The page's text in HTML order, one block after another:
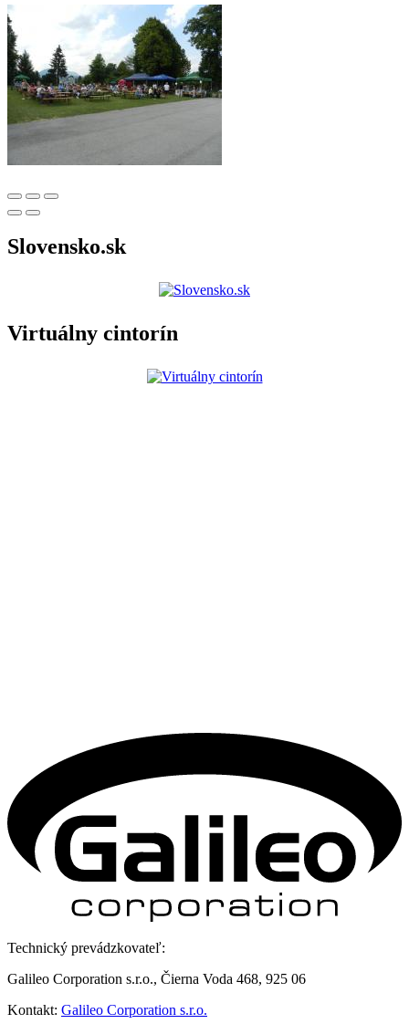
Slovensko.sk
Virtuálny cintorín
Technický prevádzkovateľ:
Galileo Corporation s.r.o., Čierna Voda 468, 925 06
Kontakt: Galileo Corporation s.r.o.